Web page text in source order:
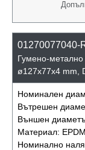
01270077040-
Гумено-
ø127x77x4 mm,
Номинален
Вътрешен
Външен
Материал:
Номинално